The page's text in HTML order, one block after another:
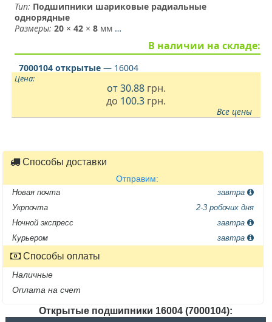
Тип: Подшипники шариковые радиальные
однорядные
Размеры: 20 ×42 ×8 мм …
В наличии на складе:
7000104 открытые — 16004
Цена:
от30.88грн.
до 100.3 грн.
Все цены
Способы доставки
Отправим:
Новая почта
завтра
Укрпочта
2-3 робочих дня
Ночной экспресс
завтра
Курьером
завтра
Способы оплаты
Наличные
Оплата на счет
Открытые подшипники 16004 (7000104):